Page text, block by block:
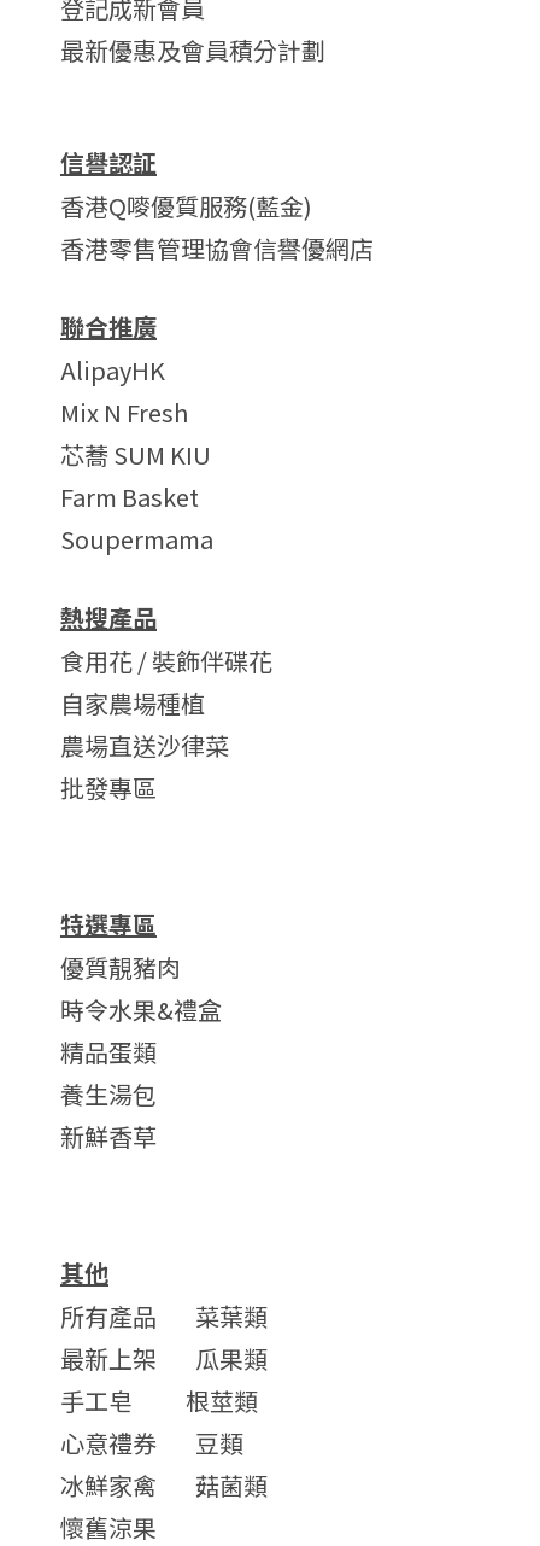
登記成新會員
最新優惠及會員積分計劃
信譽認証
香港Q嘜優質服務(藍金)
香港零售管理協會信譽優網店
聯合推廣
AlipayHK
Mix N Fresh
芯蕎 SUM KIU
Farm Basket
Soupermama
熱搜產品
食用花 / 裝飾伴碟花
自家農場種植
農場直送沙律菜
批發專區
特選專區
優質靚豬肉
時令水果&禮盒
精品蛋類
養生湯包
新鮮香草
其他
所有產品
菜葉類
最新上架
瓜果類
手工皂
根莖類
心意禮券
豆類
冰鮮家禽
菇菌類
懷舊涼果